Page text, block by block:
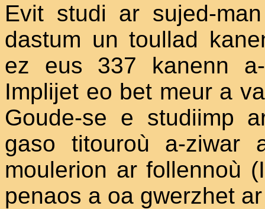
Evit studi ar sujed-
dastum un toullad
ez eus 337 kanenn
Implijet eo bet meur a
Goude-se e studiimp
gaso titouroù a-ziwar
moulerion ar follennoù
penaos a oa gwerzhet